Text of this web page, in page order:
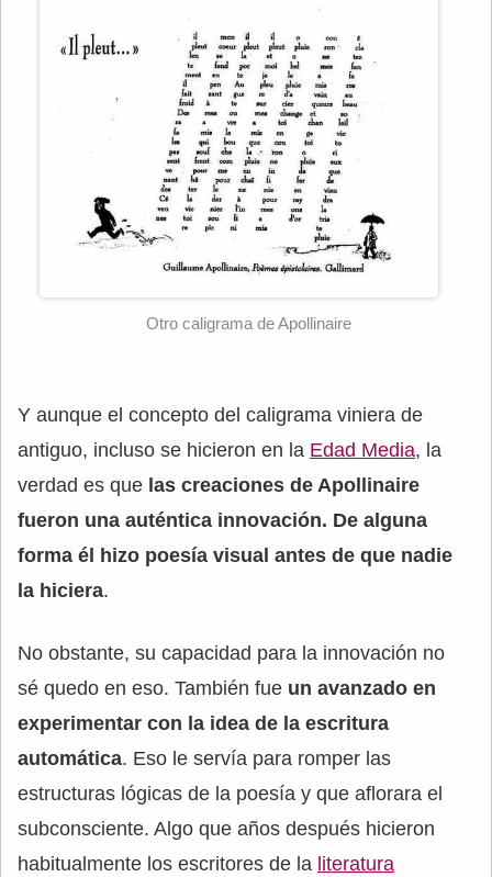
Otro caligrama de Apollinaire
Y aunque el concepto del caligrama viniera de
antiguo, incluso se hicieron en la Edad Media, la
verdad es que las creaciones de Apollinaire
fueron una auténtica innovación. De alguna
forma él hizo poesía visual antes de que nadie
la hiciera.
No obstante, su capacidad para la innovación no
sé quedo en eso. También fue un avanzado en
experimentar con la idea de la escritura
automática. Eso le servía para romper las
estructuras lógicas de la poesía y que aflorara el
subconsciente. Algo que años después hicieron
habitualmente los escritores de la literatura